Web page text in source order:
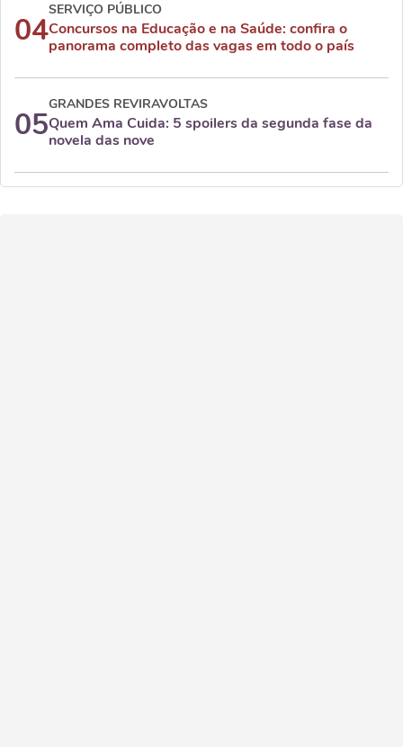
04
SERVIÇO PÚBLICO
Concursos na Educação e na Saúde: confira o
panorama completo das vagas em todo o país
05
GRANDES REVIRAVOLTAS
Quem Ama Cuida: 5 spoilers da segunda fase da
novela das nove